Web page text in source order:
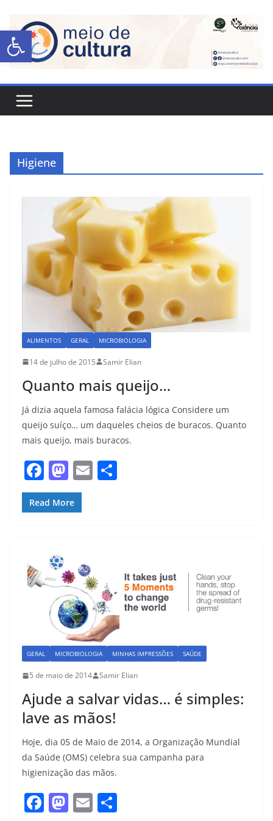
Abrir a barra de ferramentas
Higiene
ALIMENTOS GERAL MICROBIOLOGIA
14 de julho de 2015 Samir Elian
Quanto mais queijo…
Já dizia aquela famosa falácia lógica Considere um
queijo suíço… um daqueles cheios de buracos. Quanto
mais queijo, mais buracos.
F
a
c
b
o
o
k
M
a
st
o
n
E
Read More
GERAL MICROBIOLOGIA MINHAS IMPRESSÕES SAÚDE
5 de maio de 2014 Samir Elian
Ajude a salvar vidas… é simples:
lave as mãos!
Hoje, dia 05 de Maio de 2014, a Organização Mundial
da Saúde (OMS) celebra sua campanha para
higienização das mãos.
F M E